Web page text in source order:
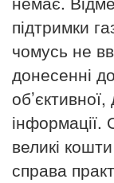
підтримки
чомусь не
донесенні
великі
справа